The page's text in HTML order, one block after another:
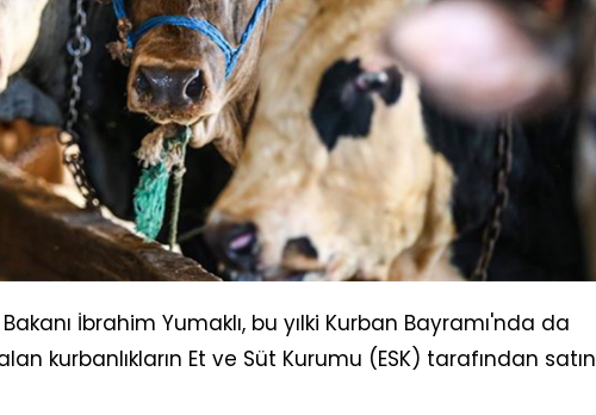
İbrahim Yumaklı, bu yılki Kurban Bayramı'nda da
kurbanlıkların Et ve Süt Kurumu (ESK) tarafından satın